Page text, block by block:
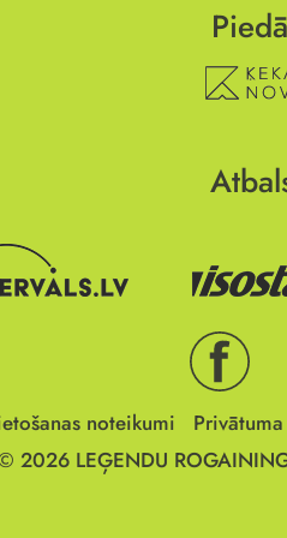
noteikumi
2026 LEĢENDU